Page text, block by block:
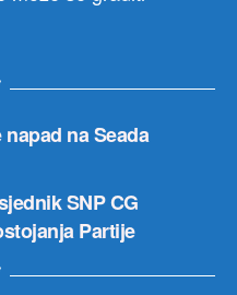
na Seada
SNP CG
Partije